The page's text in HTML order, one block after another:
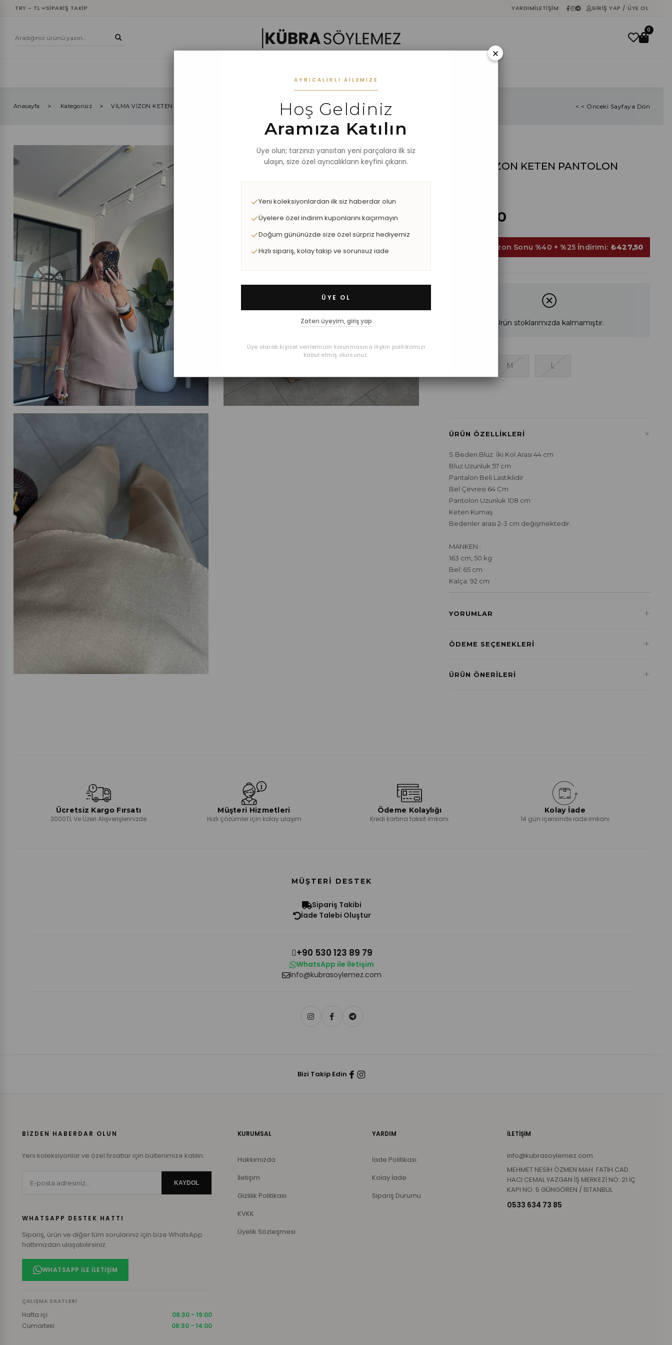
TRY - TL SIPARIŞ TAKIP YARDIMİLETIŞIM GIRIŞ YAP / ÜYE OL
0
Anasayfa Kategorisiz VİLMA VİZON KETEN PANTOLON TAKIM < < Önceki Sayfaya Dön
VİLMA VİZON KETEN PANTOLON
₺570,00
Sepette Sezon Sonu %40 + %25 İndirimi: ₺427,50
Ürün stoklarımızda kalmamıştır.
M L
ÜRÜN ÖZELLIKLERI +
S Beden Bluz İki Kol Arası 44 cm
Bluz Uzunluk 57 cm
Pantalon Beli Lastiklidir
Bel Çevresi 64 Cm
Pantolon Uzunluk 108 cm
Keten Kumaş
Bedenler arası 2-3 cm değişmektedir.
MANKEN :
163 cm, 50 kg
Bel: 65 cm
Kalça: 92 cm
YORUMLAR +
ÖDEME SEÇENEKLERI +
Havale ile Ödeme
ÜRÜN ÖNERILERI +
Ücretsiz Kargo Fırsatı
3000TL Ve Üzeri Alışverişlerinizde
Müşteri Hizmetleri
Hızlı çözümler için kolay ulaşım
Ödeme Kolaylığı
Kredi kartına taksit imkanı
Kolay İade
14 gün içerisinde iade imkanı
MÜŞTERI DESTEK
Sipariş Takibi
İade Talebi Oluştur
+90 530 123 89 79
WhatsApp ile İletişim
info@kubrasoylemez.com
Bizi Takip Edin
BİZDEN HABERDAR OLUN
Yeni koleksiyonlar ve özel fırsatlar için bültenimize katılın.
KAYDOL
WHATSAPP DESTEK HATTI
Sipariş, ürün ve diğer tüm sorularınız için bize WhatsApp
hattımızdan ulaşabilirsiniz.
WHATSAPP ILE İLETIŞIM
ÇALIŞMA SAATLERI
Hafta içi
08:30 - 19:00
Cumartesi
08:30 - 14:00
KURUMSAL
Hakkımızda
İletişim
Gizlilik Politikası
KVKK
Üyelik Sözleşmesi
YARDIM
İade Politikası
Kolay İade
Sipariş Durumu
İLETİŞİM
info@kubrasoylemez.com
MEHMET NESİH ÖZMEN MAH. FATİH CAD.
HACI CEMAL YAZGAN İŞ MERKEZİ NO: 21 İÇ
KAPI NO: 5 GÜNGÖREN / İSTANBUL
0533 634 73 85
×
AYRICALIKLI AILEMIZE
Hoş Geldiniz
Aramıza Katılın
Üye olun; tarzınızı yansıtan yeni parçalara ilk siz
ulaşın, size özel ayrıcalıkların keyfini çıkarın.
Yeni koleksiyonlardan ilk siz haberdar olun
Üyelere özel indirim kuponlarını kaçırmayın
Doğum gününüzde size özel sürpriz hediyemiz
Hızlı sipariş, kolay takip ve sorunsuz iade
ÜYE OL
Zaten üyeyim, giriş yap
Üye olarak kişisel verilerinizin korunmasına ilişkin politikamızı
kabul etmiş olursunuz.